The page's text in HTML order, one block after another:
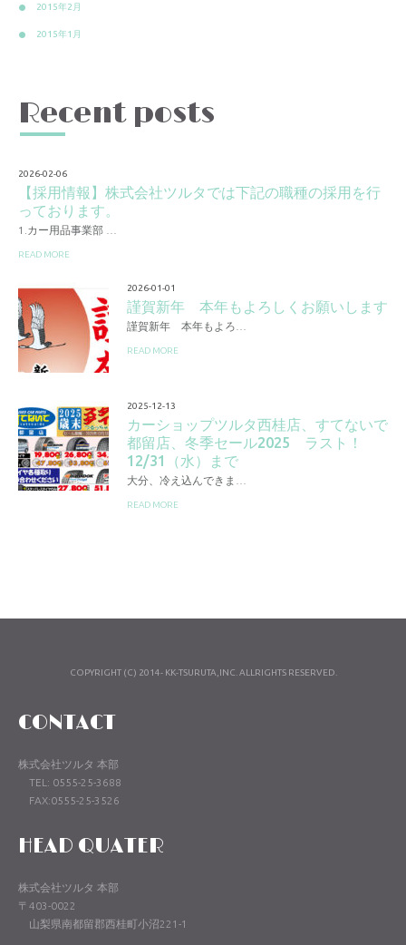
2015年2月
2015年1月
Recent posts
2026-02-06
【採用情報】株式会社ツルタでは下記の職種の採用を行
っております。
1.カー用品事業部 …
READ MORE
2026-01-01
謹賀新年 本年もよろしくお願いします
謹賀新年 本年もよろ…
READ MORE
2025-12-13
カーショップツルタ西桂店、すてないで
都留店、冬季セール2025 ラスト！
12/31（水）まで
大分、冷え込んできま…
READ MORE
COPYRIGHT (C) 2014- KK-TSURUTA,INC. ALLRIGHTS RESERVED.
CONTACT
株式会社ツルタ 本部
TEL: 0555-25-3688
FAX:0555-25-3526
HEAD QUATER
株式会社ツルタ 本部
〒403-0022
山梨県南都留郡西桂町小沼221-1